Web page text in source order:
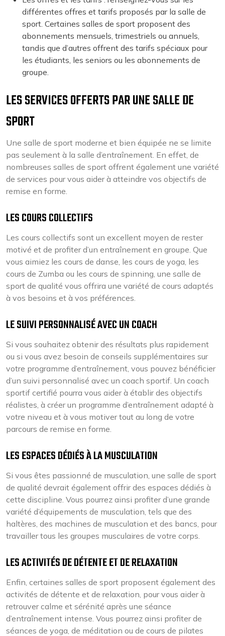
différentes offres et tarifs proposés par la salle de
sport. Certaines salles de sport proposent des
abonnements mensuels, trimestriels ou annuels,
tandis que d’autres offrent des tarifs spéciaux pour
les étudiants, les seniors ou les abonnements de
groupe.
LES SERVICES OFFERTS PAR UNE SALLE DE
SPORT
Une salle de sport moderne et bien équipée ne se limite
pas seulement à la salle d’entraînement. En effet, de
nombreuses salles de sport offrent également une variété
de services pour vous aider à atteindre vos objectifs de
remise en forme.
LES COURS COLLECTIFS
Les cours collectifs sont un excellent moyen de rester
motivé et de profiter d’un entraînement en groupe. Que
vous aimiez les cours de danse, les cours de yoga, les
cours de Zumba ou les cours de spinning, une salle de
sport de qualité vous offrira une variété de cours adaptés
à vos besoins et à vos préférences.
LE SUIVI PERSONNALISÉ AVEC UN COACH
Si vous souhaitez obtenir des résultats plus rapidement
ou si vous avez besoin de conseils supplémentaires sur
votre programme d’entraînement, vous pouvez bénéficier
d’un suivi personnalisé avec un coach sportif. Un coach
sportif certifié pourra vous aider à établir des objectifs
réalistes, à créer un programme d’entraînement adapté à
votre niveau et à vous motiver tout au long de votre
parcours de remise en forme.
LES ESPACES DÉDIÉS À LA MUSCULATION
Si vous êtes passionné de musculation, une salle de sport
de qualité devrait également offrir des espaces dédiés à
cette discipline. Vous pourrez ainsi profiter d’une grande
variété d’équipements de musculation, tels que des
haltères, des machines de musculation et des bancs, pour
travailler tous les groupes musculaires de votre corps.
LES ACTIVITÉS DE DÉTENTE ET DE RELAXATION
Enfin, certaines salles de sport proposent également des
activités de détente et de relaxation, pour vous aider à
retrouver calme et sérénité après une séance
d’entraînement intense. Vous pourrez ainsi profiter de
séances de yoga, de méditation ou de cours de pilates